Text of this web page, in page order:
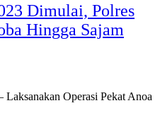
Dimulai, Polres
Hingga Sajam
Operasi Pekat Anoa